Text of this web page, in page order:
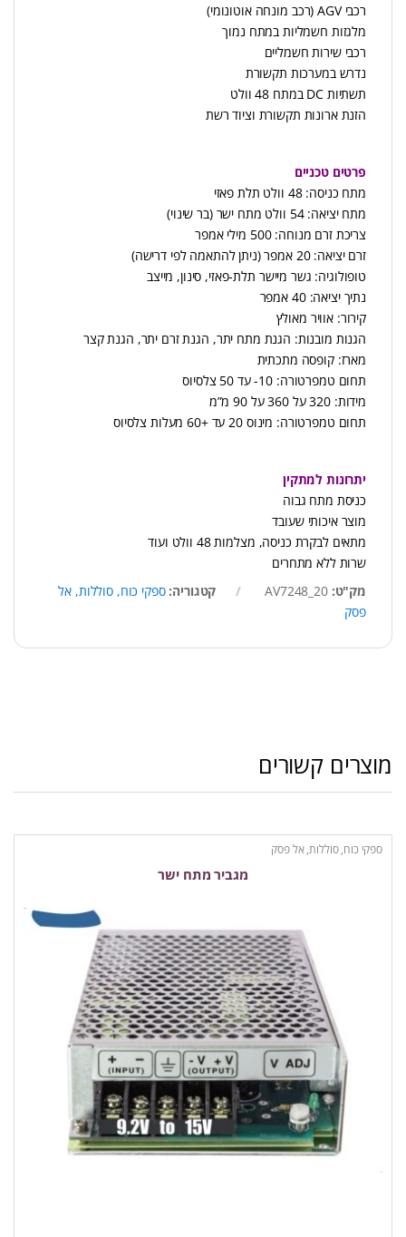
רכבי AGV (רכב מונחה אוטונומי)
מלגזות חשמליות במתח נמוך
רכבי שירות חשמליים
נדרש במערכות תקשורת
תשתיות DC במתח 48 וולט
הזנת ארונות תקשורת וציוד רשת
פרטים טכניים
מתח כניסה: 48 וולט תלת פאזי
מתח יציאה: 54 וולט מתח ישר (בר שינוי)
צריכת זרם מנוחה: 500 מילי אמפר
זרם יציאה: 20 אמפר (ניתן להתאמה לפי דרישה)
טופולוגיה: גשר מיישר תלת-פאזי, סינון, מייצב
נתיך יציאה: 40 אמפר
קירור: אוויר מאולץ
הגנות מובנות: הגנת מתח יתר, הגנת זרם יתר, הגנת קצר
מארז: קופסה מתכתית
תחום טמפרטורה: 10- עד 50 צלסיוס
מידות: 320 על 360 על 90 מ”מ
תחום טמפרטורה: מינוס 20 עד +60 מעלות צלסיוס
יתרונות למתקין
כניסת מתח גבוה
מוצר איכותי שעובד
מתאים לבקרת כניסה, מצלמות 48 וולט ועוד
שרות ללא מתחרים
מק"ט:AV7248_20 קטגוריה:ספקי כוח, סוללות, אל
פסק
מוצרים קשורים
ספקי כוח, סוללות, אל פסק
מגביר מתח ישר